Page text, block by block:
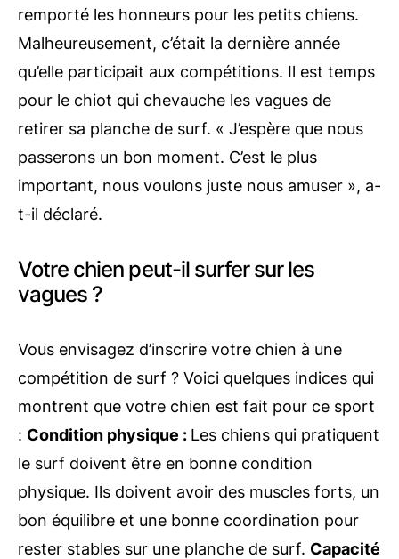
remporté les honneurs pour les petits chiens.
Malheureusement, c’était la dernière année
qu’elle participait aux compétitions. Il est temps
pour le chiot qui chevauche les vagues de
retirer sa planche de surf. « J’espère que nous
passerons un bon moment. C’est le plus
important, nous voulons juste nous amuser », a-
t-il déclaré.
Votre chien peut-il surfer sur les
vagues ?
Vous envisagez d’inscrire votre chien à une
compétition de surf ? Voici quelques indices qui
montrent que votre chien est fait pour ce sport
: Condition physique : Les chiens qui pratiquent
le surf doivent être en bonne condition
physique. Ils doivent avoir des muscles forts, un
bon équilibre et une bonne coordination pour
rester stables sur une planche de surf. Capacité